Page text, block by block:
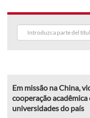
Em missão na China,
cooperação
universidades do país